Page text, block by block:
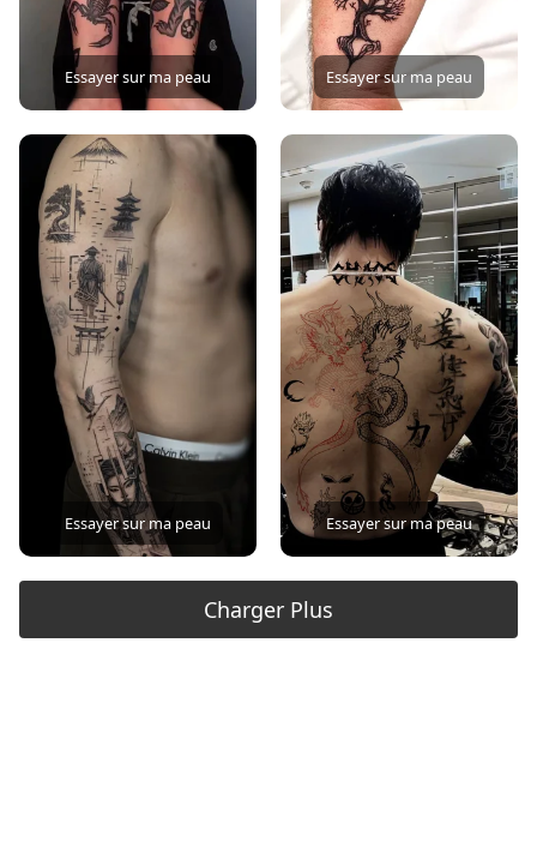
Essayer sur ma peau Essayer sur ma peau
Essayer sur ma peau Essayer sur ma peau
Charger Plus